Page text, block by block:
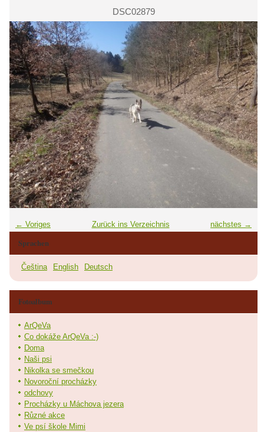
DSC02879
← Voriges nächstes →
Zurück ins Verzeichnis
Sprachen
Čeština English Deutsch
Fotoalbum
ArQeVa
Co dokáže ArQeVa :-)
Doma
Naši psi
Nikolka se smečkou
Novoroční procházky
odchovy
Procházky u Máchova jezera
Různé akce
Ve psí škole Mimi